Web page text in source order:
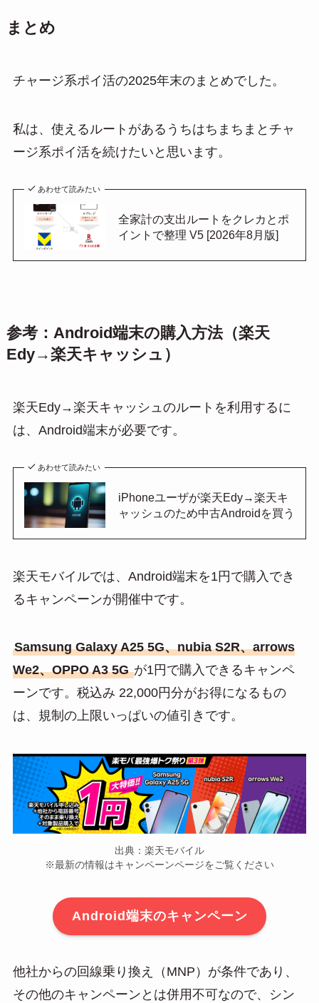
まとめ
チャージ系ポイ活の2025年末のまとめでした。
私は、使えるルートがあるうちはちまちまとチャ
ージ系ポイ活を続けたいと思います。
あわせて読みたい
全家計の支出ルートをクレカとポ
イントで整理 V5 [2026年8月版]
参考：Android端末の購入方法（楽天
Edy→楽天キャッシュ）
楽天Edy→楽天キャッシュのルートを利用するに
は、Android端末が必要です。
あわせて読みたい
iPhoneユーザが楽天Edy→楽天キ
ャッシュのため中古Androidを買う
楽天モバイルでは、Android端末を1円で購入でき
るキャンペーンが開催中です。
Samsung Galaxy A25 5G、nubia S2R、arrows
We2、OPPO A3 5Gが1円で購入できるキャンペ
ーンです。税込み 22,000円分がお得になるもの
は、規制の上限いっぱいの値引きです。
出典：楽天モバイル
※最新の情報はキャンペーンページをご覧ください
Android端末のキャンペーン
他社からの回線乗り換え（MNP）が条件であり、
その他のキャンペーンとは併用不可なので、シン